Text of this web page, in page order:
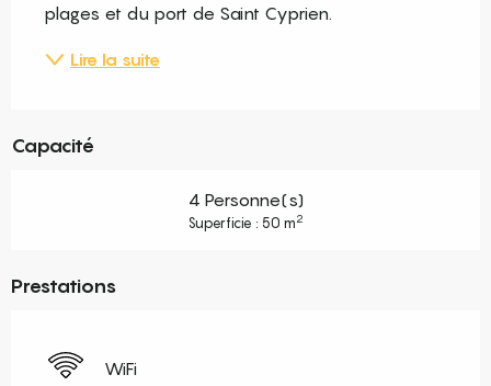
plages et du port de Saint Cyprien.
Lire la suite
Capacité
4 Personne(s)
Superficie : 50 m2
Prestations
WiFi